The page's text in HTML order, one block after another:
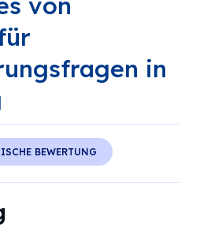
in
BEWERTUNG